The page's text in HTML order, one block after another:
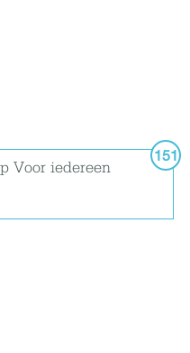
151
Voor iedereen